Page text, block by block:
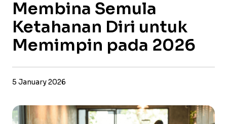
Membina Semula
Ketahanan Diri untuk
Memimpin pada 2026
5 January 2026